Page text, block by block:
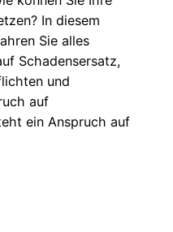
In diesem
Sie alles
Schadensersatz,
und
auf
ein Anspruch auf